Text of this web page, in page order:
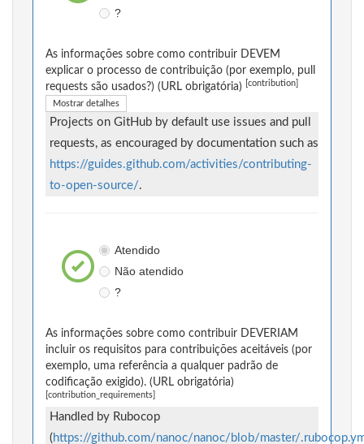
?
As informações sobre como contribuir DEVEM
explicar o processo de contribuição (por exemplo, pull
requests são usados?) (URL obrigatória)
[contribution]
Mostrar detalhes
Projects on GitHub by default use issues and pull
requests, as encouraged by documentation such as
https://guides.github.com/activities/contributing-
to-open-source/.
Atendido
Não atendido
?
As informações sobre como contribuir DEVERIAM
incluir os requisitos para contribuições aceitáveis (por
exemplo, uma referência a qualquer padrão de
codificação exigido). (URL obrigatória)
[contribution_requirements]
Handled by Rubocop
( https://github.com/nanoc/nanoc/blob/master/